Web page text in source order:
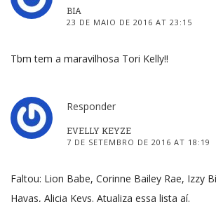
BIA
23 DE MAIO DE 2016 AT 23:15
Tbm tem a maravilhosa Tori Kelly!!
Responder
EVELLY KEYZE
7 DE SETEMBRO DE 2016 AT 18:19
Faltou: Lion Babe, Corinne Bailey Rae, Izzy
Havas, Alicia Keys. Atualiza essa lista aí.